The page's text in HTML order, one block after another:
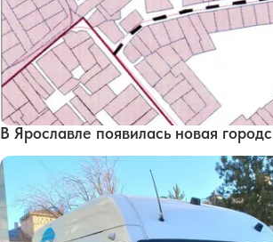
В Ярославле появилась новая